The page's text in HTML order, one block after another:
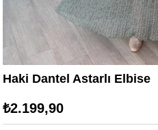
Haki Dantel Astarlı Elbise
₺2.199,90